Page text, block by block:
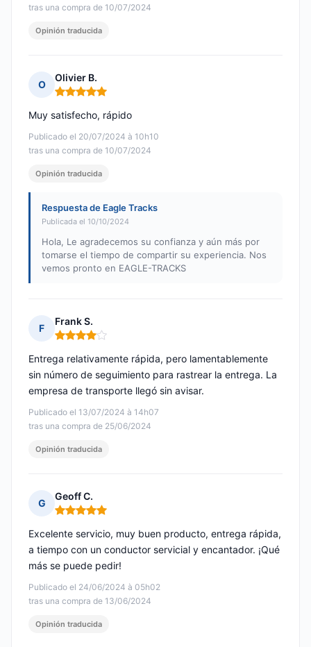
tras una compra de 10/07/2024
Opinión traducida
O
Olivier B.
Nota: 5 de 5
Publicado el 20/07/2024 à 10h10
tras una compra de 10/07/2024
Muy satisfecho, rápido
Opinión traducida
Respuesta de Eagle Tracks
Publicada el 10/10/2024
Hola, Le agradecemos su confianza y aún más por
tomarse el tiempo de compartir su experiencia. Nos
vemos pronto en EAGLE-TRACKS
F
Frank S.
Nota: 4 de 5
Publicado el 13/07/2024 à 14h07
tras una compra de 25/06/2024
Entrega relativamente rápida, pero lamentablemente
sin número de seguimiento para rastrear la entrega. La
empresa de transporte llegó sin avisar.
Opinión traducida
G
Geoff C.
Nota: 5 de 5
Publicado el 24/06/2024 à 05h02
tras una compra de 13/06/2024
Excelente servicio, muy buen producto, entrega rápida,
a tiempo con un conductor servicial y encantador. ¡Qué
más se puede pedir!
Opinión traducida